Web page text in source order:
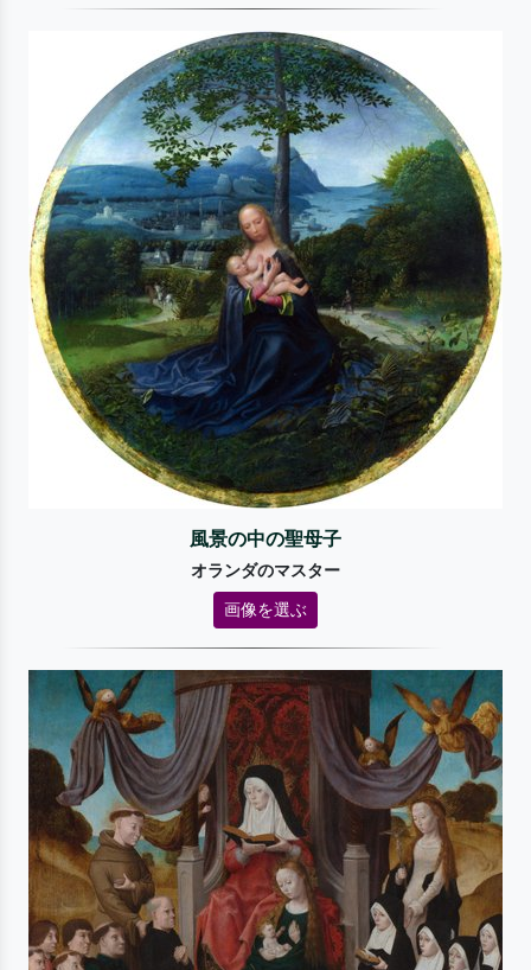
風景の中の聖母子
オランダのマスター
画像を選ぶ